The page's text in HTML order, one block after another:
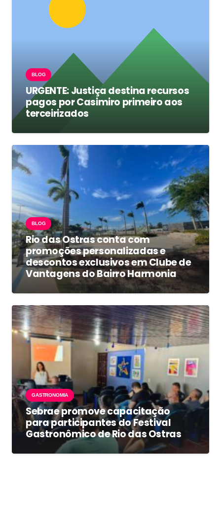
BLOG
URGENTE: Justiça destina recursos
pagos por Casimiro primeiro aos
terceirizados
BLOG
Rio das Ostras conta com
promoções personalizadas e
descontos exclusivos em Clube de
Vantagens do Bairro Harmonia
GASTRONOMIA
Sebrae promove capacitação
para participantes do Festival
Gastronômico de Rio das Ostras